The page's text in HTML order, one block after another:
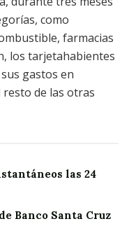
como
farmacias
los tarjetahabientes
gastos en
resto de las otras
las 24
Banco Santa Cruz